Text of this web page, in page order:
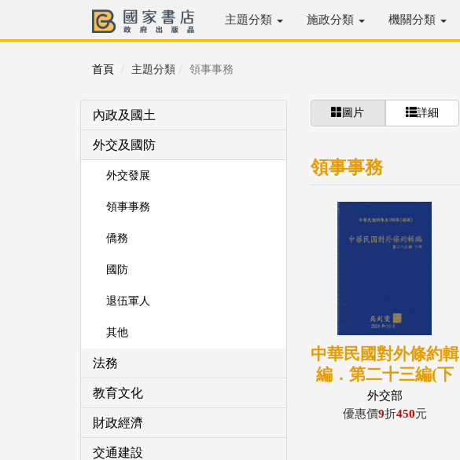
主題分類 施政分類 機關分類
首頁 主題分類 領事事務
內政及國土
外交及國防
外交發展
領事事務
僑務
國防
退伍軍人
其他
法務
教育文化
財政經濟
交通建設
圖片 詳細
領事事務
中華民國對外條約輯
編．第二十三編(下
冊)(精裝)(附光碟)
外交部
優惠價9折450元